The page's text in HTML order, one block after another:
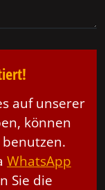
auf unserer
können
WhatsApp
Sie die